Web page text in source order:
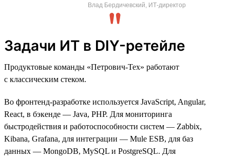
Влад Бердичевский, ИТ-директор
Задачи ИТ в DIY-ретейле
Продуктовые команды «Петрович-Тех» работают
с классическим стеком.
Во фронтенд-разработке используется JavaScript, Angular,
React, в бэкенде — Java, PHP. Для мониторинга
быстродействия и работоспособности систем — Zabbix,
Kibana, Grafana, для интеграции — Mule ESB, для баз
данных — MongoDB, MySQL и PostgreSQL. Для